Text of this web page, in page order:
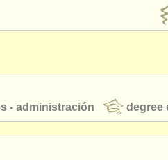
- administración degree